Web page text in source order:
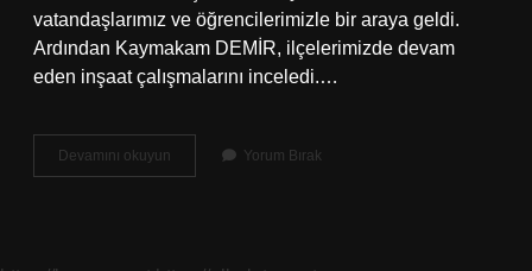
vatandaşlarımız ve öğrencilerimizle bir araya geldi.
Ardından Kaymakam DEMİR, ilçelerimizde devam
eden inşaat çalışmalarını inceledi.…
Devamını okuyun
Tavas
Yorum Bırak